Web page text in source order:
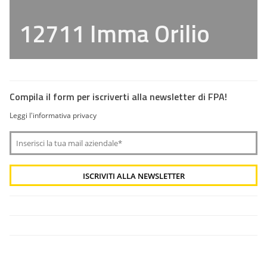
12711 Imma Orilio
Compila il form per iscriverti alla newsletter di FPA!
Leggi l'informativa privacy